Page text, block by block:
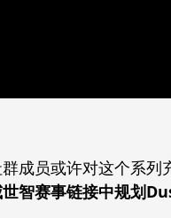
成员或许对这个系列
世智赛事链接中规划